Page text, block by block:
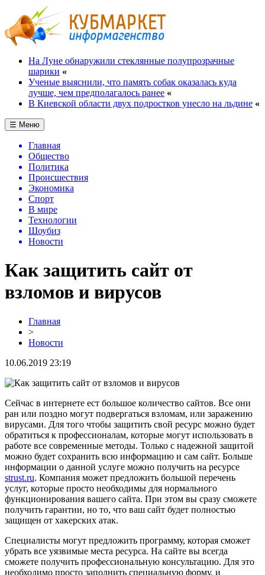
На Луне обнаружили стеклянные полупрозрачные
шарики «
Ученые выяснили, что память собак оказалась куда
лучше, чем предполагалось ранее «
В Киевской области двух подростков унесло на льдине «
☰ Меню
Главная
Общество
Политика
Происшествия
Экономика
Спорт
В мире
Технологии
Шоубиз
Новости
Как защитить сайт от
взломов и вирусов
Главная
>
Новости
10.06.2019 23:19
Сейчас в интернете ест большое количество сайтов. Все они
ран или поздно могут подвергаться взломам, или заражению
вирусами. Для того чтобы защитить свой ресурс можно будет
обратиться к профессионалам, которые могут использовать в
работе все современные методы. Только с надежной защитой
можно будет сохранить всю информацию и сам сайт. Больше
информации о данной услуге можно получить на ресурсе
strust.ru. Компания может предложить большой перечень
услуг, которые просто необходимы для нормального
функционирования вашего сайта. При этом вы сразу сможете
получить гарантии, но то, что ваш сайт будет полностью
защищен от хакерских атак.
Специалисты могут предложить программу, которая сможет
убрать все уязвимые места ресурса. На сайте вы всегда
сможете получить профессиональную консультацию. Для это
необходимо просто заполнить специальную форму, и